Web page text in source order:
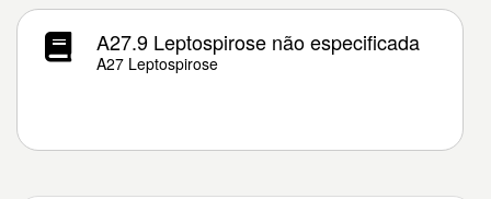
A27.9 Leptospirose não especificada
A27 Leptospirose